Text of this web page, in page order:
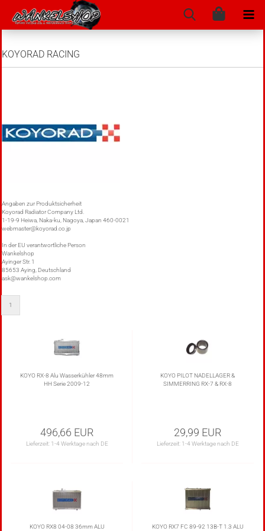
KOYORAD RACING
Angaben zur Produktsicherheit
Koyorad Radiator Company Ltd.
1-19-9 Heiwa, Naka-ku, Nagoya, Japan 460-0021
webmaster@koyorad.co.jp
In der EU verantwortliche Person
Wankelshop
Ayinger Str. 1
85653 Aying, Deutschland
ask@wankelshop.com
1
KOYO RX-8 Alu Wasserkühler 48mm
HH Serie 2009-12
496,66 EUR
Lieferzeit: 1-4 Werktage nach DE
KOYO PILOT NADELLAGER &
SIMMERRING RX-7 & RX-8
29,99 EUR
Lieferzeit: 1-4 Werktage nach DE
KOYO RX8 04-08 36mm ALU KOYO RX7 FC 89-92 13B-T 1.3 ALU